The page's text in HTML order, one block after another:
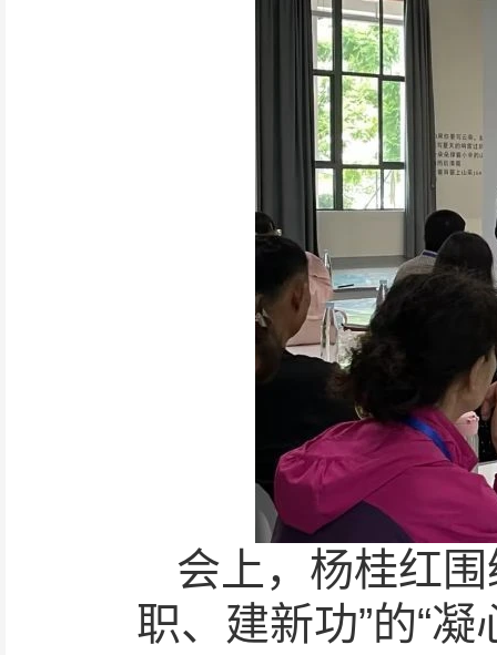
会上，杨桂红
职、建新功”的“